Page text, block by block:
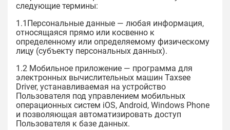
следующие термины:
1.1Персональные данные — любая информация,
относящаяся прямо или косвенно к
определенному или определяемому физическому
лицу (субъекту персональных данных).
1.2 Мобильное приложение — программа для
электронных вычислительных машин Taxsee
Driver, устанавливаемая на устройство
Пользователя под управлением мобильных
операционных систем iOS, Android, Windows Phone
и позволяющая автоматизировать доступ
Пользователя к базе данных.